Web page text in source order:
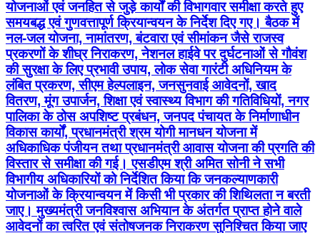
योजनाओं एवं जनहित से जुड़े कार्यों की विभागवार समीक्षा करते हुए
समयबद्ध एवं गुणवत्तापूर्ण क्रियान्वयन के निर्देश दिए गए। बैठक में
नल-जल योजना, नामांतरण, बंटवारा एवं सीमांकन जैसे राजस्व
प्रकरणों के शीघ्र निराकरण, नेशनल हाईवे पर दुर्घटनाओं से गौवंश
की सुरक्षा के लिए प्रभावी उपाय, लोक सेवा गारंटी अधिनियम के
लंबित प्रकरण, सीएम हेल्पलाइन, जनसुनवाई आवेदनों, खाद
वितरण, मूंग उपार्जन, शिक्षा एवं स्वास्थ्य विभाग की गतिविधियों, नगर
पालिका के ठोस अपशिष्ट प्रबंधन, जनपद पंचायत के निर्माणाधीन
विकास कार्यों, प्रधानमंत्री श्रम योगी मानधन योजना में
अधिकाधिक पंजीयन तथा प्रधानमंत्री आवास योजना की प्रगति की
विस्तार से समीक्षा की गई। एसडीएम श्री अमित सोनी ने सभी
विभागीय अधिकारियों को निर्देशित किया कि जनकल्याणकारी
योजनाओं के क्रियान्वयन में किसी भी प्रकार की शिथिलता न बरती
जाए। मुख्यमंत्री जनविश्वास अभियान के अंतर्गत प्राप्त होने वाले
आवेदनों का त्वरित एवं संतोषजनक निराकरण सुनिश्चित किया जाए